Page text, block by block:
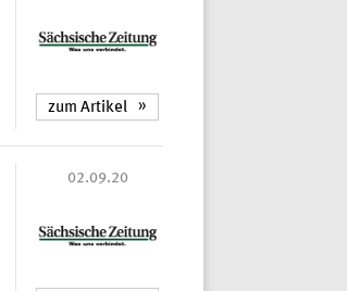
zum Artikel
02.09.20